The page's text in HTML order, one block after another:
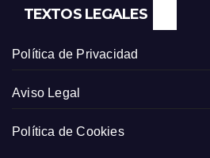
TEXTOS LEGALES
Política de Privacidad
Aviso Legal
Política de Cookies